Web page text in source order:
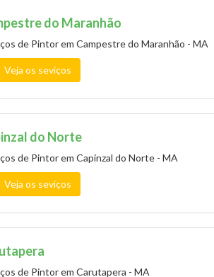
do Maranhão
de Pintor em Campestre do Maranhão - MA
Veja os seviços
do Norte
de Pintor em Capinzal do Norte - MA
Veja os seviços
de Pintor em Carutapera - MA